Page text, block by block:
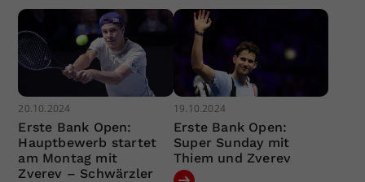
20.10.2024
Erste Bank Open:
Hauptbewerb startet
am Montag mit
Zverev – Schwärzler
19.10.2024
Erste Bank Open:
Super Sunday mit
Thiem und Zverev